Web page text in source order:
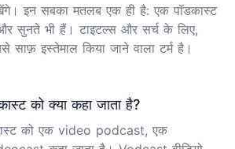
इन सबका मतलब एक ही है: एक पॉडकास्ट
सुनते भी हैं। टाइटल्स और सर्च के लिए,
इस्तेमाल किया जाने वाला टर्म है।
को क्या कहा जाता है?
को एक video podcast, एक